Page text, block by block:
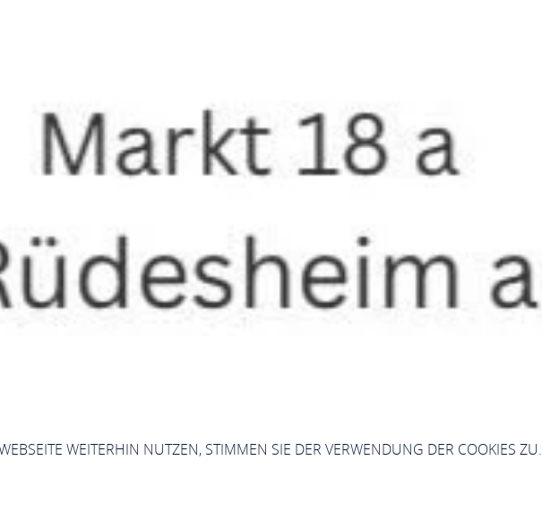
WEITERHIN NUTZEN, STIMMEN SIE DER VERWENDUNG DER COOKIES ZU.